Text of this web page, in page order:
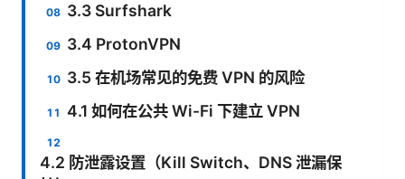
3.3 Surfshark
3.4 ProtonVPN
3.5 在机场常见的免费 VPN 的风险
4.1 如何在公共 Wi-Fi 下建立 VPN
4.2 防泄露设置（Kill Switch、DNS 泄漏保